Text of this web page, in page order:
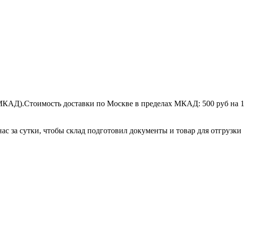
доставки по Москве в пределах МКАД: 500 руб на 1
за сутки, чтобы склад подготовил документы и товар для отгрузки